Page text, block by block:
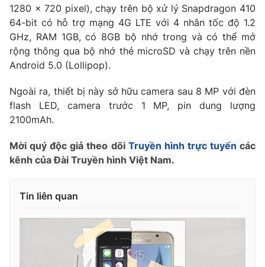
Ðiện thoại Thời báo VTV:024.66 897 897
Email:toasoan@vtv.vn
Liên hệ quảng cáo:024-7300.7108
thuận bằng văn bản. Ghi rõ nguồn VTV.vn khi phát hành lại
thông tin từ website này.
1280 x 720 pixel), chạy trên bộ xử lý Snapdragon 410
64-bit có hỗ trợ mạng 4G LTE với 4 nhân tốc độ 1.2
GHz, RAM 1GB, có 8GB bộ nhớ trong và có thể mở
rộng thông qua bộ nhớ thẻ microSD và chạy trên nền
Android 5.0 (Lollipop).
Ngoài ra, thiết bị này sở hữu camera sau 8 MP với đèn
flash LED, camera trước 1 MP, pin dung lượng
2100mAh.
Mời quý độc giả theo dõi Truyền hình trực tuyến các
kênh của Đài Truyền hình Việt Nam.
Tin liên quan